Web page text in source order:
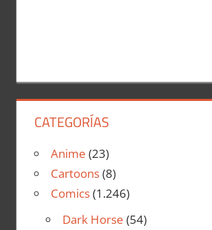
CATEGORÍAS
Anime (23)
Cartoons(8)
Comics(1.246)
Dark Horse (54)